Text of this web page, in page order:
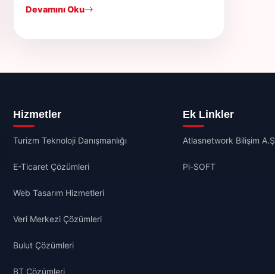
Devamını Oku
Hizmetler
Turizm Teknoloji Danışmanlığı
E-Ticaret Çözümleri
Web Tasarım Hizmetleri
Veri Merkezi Çözümleri
Bulut Çözümleri
BT Çözümleri
Ek Linkler
Atlasnetwork Bilişim A.Ş
Pi-SOFT